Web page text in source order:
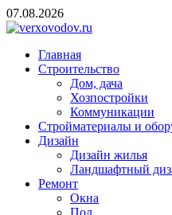
Skip
to
07.08.2026
verxovodov.ru
Ремонт и строительство
Главная
Строительство
Дом, дача
Хозпостройки
Коммуникации
Стройматериалы и
Дизайн
Дизайн жилья
Ландшафтный
Ремонт
Окна
Пол